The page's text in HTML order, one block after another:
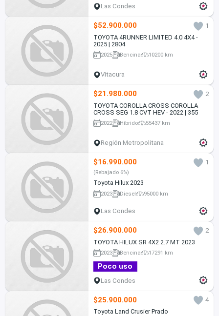
Las Condes
$52.900.000
1
TOYOTA 4RUNNER LIMITED 4.0 4X4 -
2025 | 2804
2025 Bencina 10200 km
Vitacura
$21.980.000
2
TOYOTA COROLLA CROSS COROLLA
CROSS SEG 1.8 CVT HEV - 2022 | 355
2022 Híbrido 55437 km
Región Metropolitana
$16.990.000 1
(Rebajado 6%)
Toyota Hilux 2023
2023 Diesel 95000 km
Las Condes
$26.900.000
2
TOYOTA HILUX SR 4X2 2.7 MT 2023
2023 Bencina 17291 km
Poco uso
Las Condes
$25.900.000
4
Toyota Land Crusier Prado